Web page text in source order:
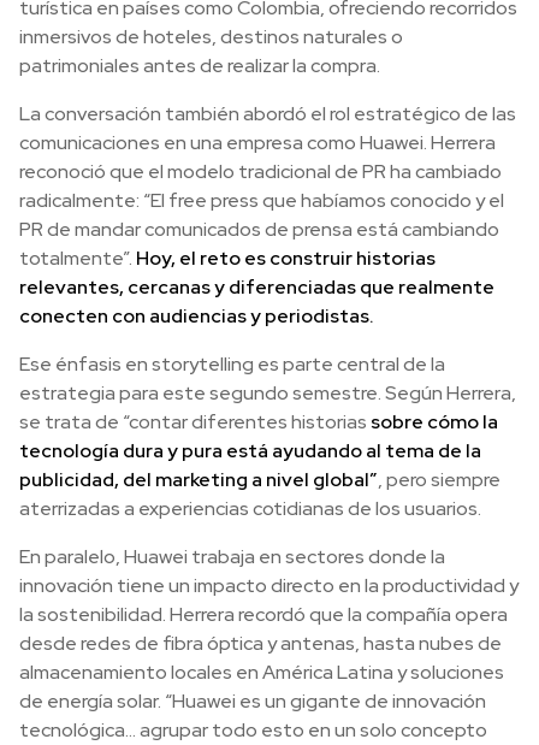
turística en países como Colombia, ofreciendo recorridos
inmersivos de hoteles, destinos naturales o
patrimoniales antes de realizar la compra.
La conversación también abordó el rol estratégico de las
comunicaciones en una empresa como Huawei. Herrera
reconoció que el modelo tradicional de PR ha cambiado
radicalmente: “El free press que habíamos conocido y el
PR de mandar comunicados de prensa está cambiando
totalmente”. Hoy, el reto es construir historias
relevantes, cercanas y diferenciadas que realmente
conecten con audiencias y periodistas.
Ese énfasis en storytelling es parte central de la
estrategia para este segundo semestre. Según Herrera,
se trata de “contar diferentes historias sobre cómo la
tecnología dura y pura está ayudando al tema de la
publicidad, del marketing a nivel global”, pero siempre
aterrizadas a experiencias cotidianas de los usuarios.
En paralelo, Huawei trabaja en sectores donde la
innovación tiene un impacto directo en la productividad y
la sostenibilidad. Herrera recordó que la compañía opera
desde redes de fibra óptica y antenas, hasta nubes de
almacenamiento locales en América Latina y soluciones
de energía solar. “Huawei es un gigante de innovación
tecnológica… agrupar todo esto en un solo concepto